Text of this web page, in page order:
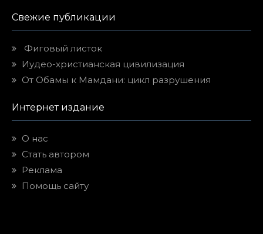
Свежие публикации
Фиговый листок
Иудео-христианская цивилизация
От Обамы к Мамдани: цикл разрушения
Интернет издание
О нас
Стать автором
Реклама
Помощь сайту